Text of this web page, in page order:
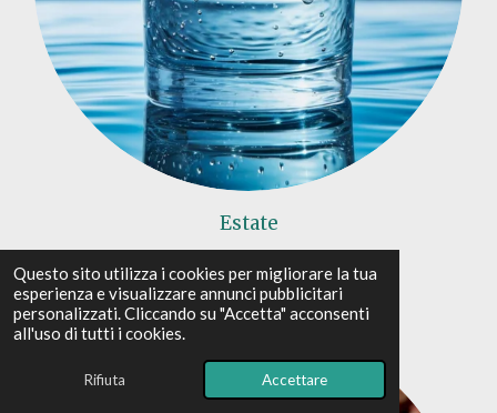
Questo sito utilizza i cookies per migliorare la tua
esperienza e visualizzare annunci pubblicitari
personalizzati. Cliccando su "Accetta" acconsenti
all'uso di tutti i cookies.
Rifiuta Accettare
Estate
Idratazione